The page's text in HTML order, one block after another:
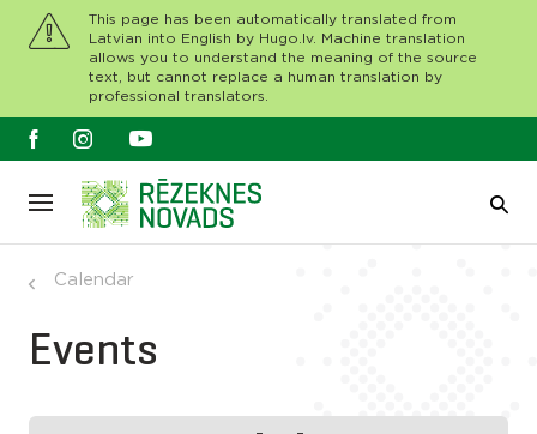
This page has been automatically translated from
Latvian into English by Hugo.lv. Machine translation
allows you to understand the meaning of the source
text, but cannot replace a human translation by
professional translators.
Calendar
Events